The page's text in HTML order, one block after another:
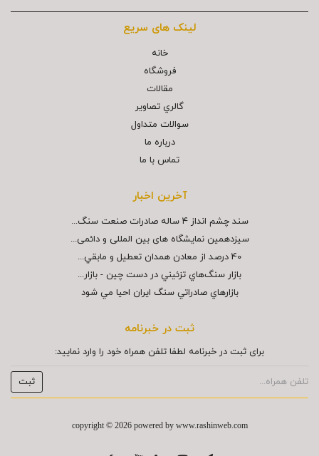
لینک های سریع
خانه
فروشگاه
مقالات
گالري تصاوير
سوالات متداول
درباره ما
تماس با ما
آخرین اخبار
سند چشم انداز ۴ ساله صادرات صنعت سنگ...
سیزدهمین نمایشگاه های بین المللی و دائمی...
40 درصد از معادن همدان تعطيل و مابقي...
بازار سنگ‌هاي تزئيني در دست چين - بازار...
بازارهاي صادراتي سنگ ايران احيا مي شود
ثبت در خبرنامه
برای ثبت در خبرنامه لطفا تلفن همراه خود را وارد نمایید:
copyright © 2026 powered by www.rashinweb.com